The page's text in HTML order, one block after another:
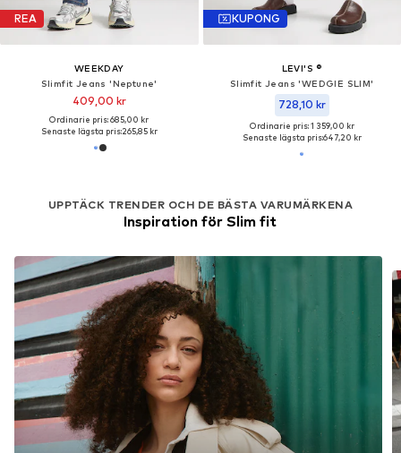
REA
WEEKDAY
Slimfit Jeans 'Neptune'
409,00 kr
Ordinarie pris: 685,00 kr
Senaste lägsta pris:265,85 kr
KUPONG
LEVI'S ®
Slimfit Jeans 'WEDGIE SLIM'
728,10 kr
Ordinarie pris: 1 359,00 kr
Senaste lägsta pris:647,20 kr
UPPTÄCK TRENDER OCH DE BÄSTA VARUMÄRKENA
Inspiration för Slim fit